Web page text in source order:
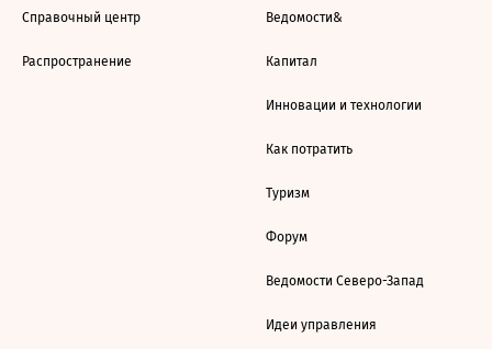
Справочный центр
Распространение
Ведомости&
Капитал
Инновации и технологии
Как потратить
Туризм
Форум
Ведомости Северо-Запад
Идеи управления